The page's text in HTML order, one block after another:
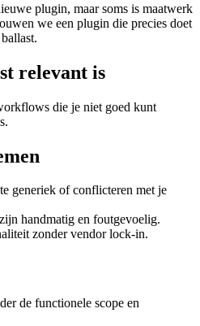
plugin, maar soms is maatwerk
we een plugin die precies doet
relevant is
die je niet goed kunt
generiek of conflicteren met je
handmatig en foutgevoelig.
zonder vendor lock-in.
de functionele scope en